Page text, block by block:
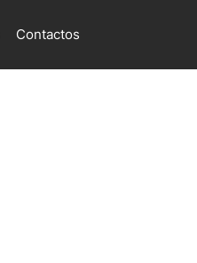
Contactos